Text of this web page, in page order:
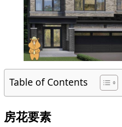
Table of Contents
房花要素